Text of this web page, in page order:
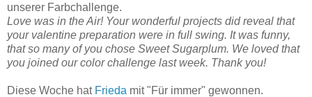
unserer Farbchallenge.
Love was in the Air! Your wonderful projects did reveal that
your valentine preparation were in full swing. It was funny,
that so many of you chose Sweet Sugarplum. We loved that
you joined our color challenge last week. Thank you!
Diese Woche hat Frieda mit "Für immer" gewonnen.